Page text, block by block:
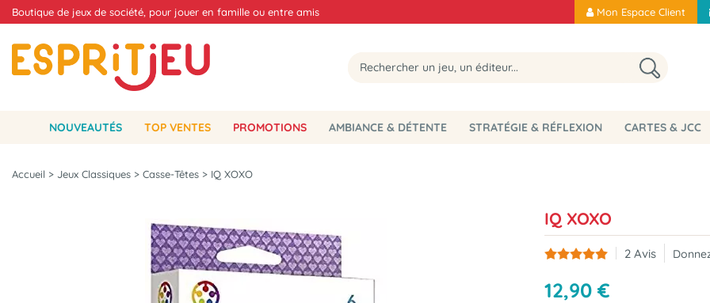
Boutique de jeux de société, pour jouer en famille ou entre amis Mon Espace Client
NOUVEAUTÉS TOP VENTES PROMOTIONS AMBIANCE & DÉTENTE STRATÉGIE & RÉFLEXION CARTES & JCC
Accueil > Jeux Classiques > Casse-Têtes > IQ XOXO
IQ XOXO
2 Avis
12,90 €